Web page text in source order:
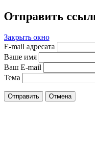
Отправить
Закрыть окно
E-mail адресата
Ваше имя
Ваш E-mail
Тема
Отправить Отмена